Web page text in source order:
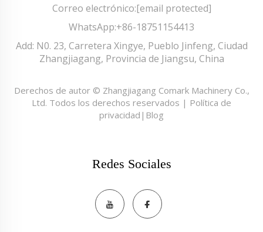
Correo electrónico:[email protected]
WhatsApp:+86-18751154413
Add: N0. 23, Carretera Xingye, Pueblo Jinfeng, Ciudad
Zhangjiagang, Provincia de Jiangsu, China
Derechos de autor © Zhangjiagang Comark Machinery Co.,
Ltd. Todos los derechos reservados | Política de
privacidad | Blog
Redes Sociales